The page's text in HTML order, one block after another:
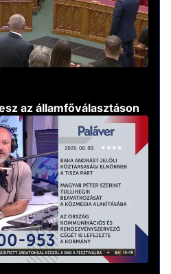
az államfőválasztáson